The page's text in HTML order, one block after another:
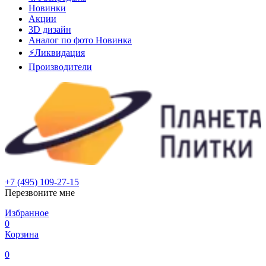
Новинки
Акции
3D дизайн
Аналог по фото Новинка
⚡Ликвидация
Производители
+7 (495) 109-27-15
Перезвоните мне
Избранное
0
Корзина
0